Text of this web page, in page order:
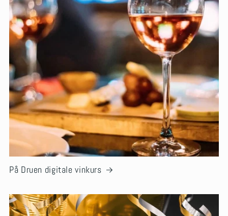
På Druen digitale vinkurs